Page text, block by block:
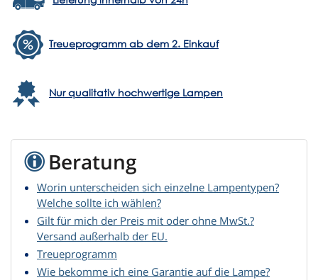
Treueprogramm ab dem 2. Einkauf
Nur qualitativ hochwertige Lampen
Beratung
Worin unterscheiden sich einzelne Lampentypen?
Welche sollte ich wählen?
Gilt für mich der Preis mit oder ohne MwSt.?
Versand außerhalb der EU.
Treueprogramm
Wie bekomme ich eine Garantie auf die Lampe?